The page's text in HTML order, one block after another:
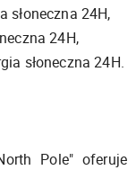
słoneczna 24H,
24H,
słoneczna 24H.
Pole" oferuje